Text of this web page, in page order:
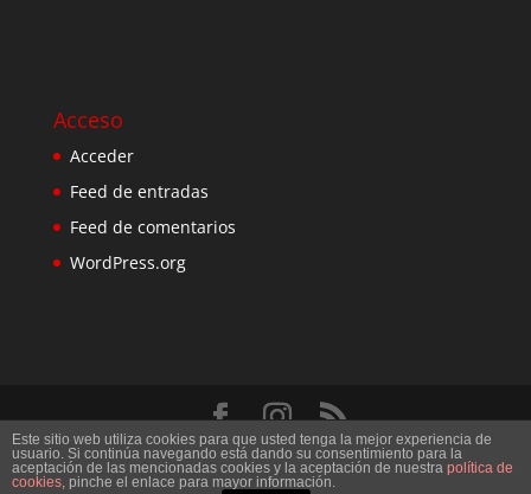
Acceso
Acceder
Feed de entradas
Feed de comentarios
WordPress.org
Diseñado porElegant Themes| Desarrollado por
WordPress
Este sitio web utiliza cookies para que usted tenga la mejor experiencia de
usuario. Si continúa navegando está dando su consentimiento para la
aceptación de las mencionadas cookies y la aceptación de nuestra política de
cookies, pinche el enlace para mayor información.